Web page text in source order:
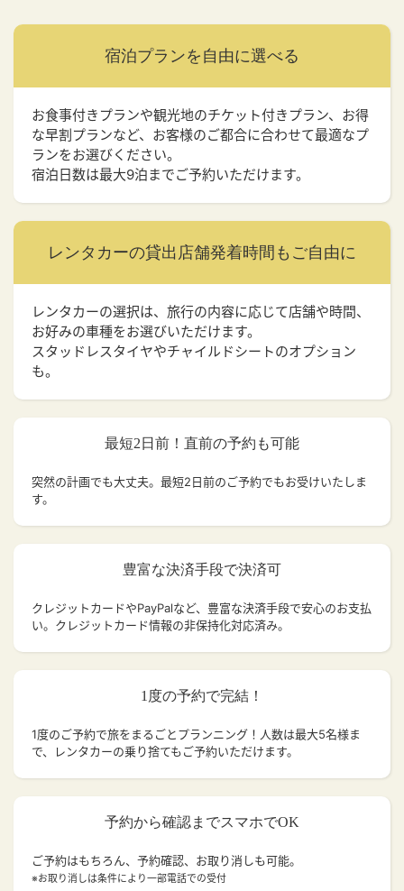
宿泊プランを 自由に選べる
お食事付きプランや観光地のチケット付きプラン、お得
な早割プランなど、お客様のご都合に合わせて最適なプ
ランをお選びください。
宿泊日数は最大9泊までご予約いただけます。
レンタカーの貸出店舗発着時間もご自由に
レンタカーの選択は、旅行の内容に応じて店舗や時間、
お好みの車種をお選びいただけます。
スタッドレスタイヤやチャイルドシートのオプション
も。
最短2日前！直前の予約も可能
突然の計画でも大丈夫。 最短2日前のご予約でもお受けいたしま
す。
豊富な決済手段で決済可
クレジットカードやPayPalなど、豊富な決済手段で安心のお支払
い。クレジットカード情報の非保持化対応済み。
1度の予約で完結！
1度のご予約で旅をまるごとプランニング！人数は最大5名様ま
で、レンタカーの乗り捨てもご予約いただけます。
予約から確認までスマホでOK
ご予約はもちろん、予約確認、お取り消しも可能。
※お取り消しは条件により一部電話での受付